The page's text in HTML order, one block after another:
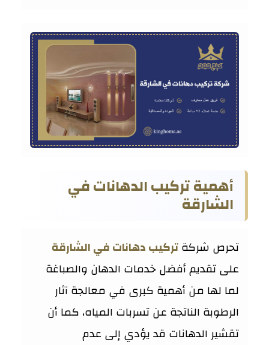
أهمية تركيب الدهانات في
الشارقة
تحرص شركةتركيب دهانات في الشارقة
على تقديم أفضل خدمات الدهان والصباغة
لما لها من أهمية كبرى في معالجة آثار
الرطوبة الناتجة عن تسربات المياه، كما أن
تقشير الدهانات قد يؤدي إلى عدم